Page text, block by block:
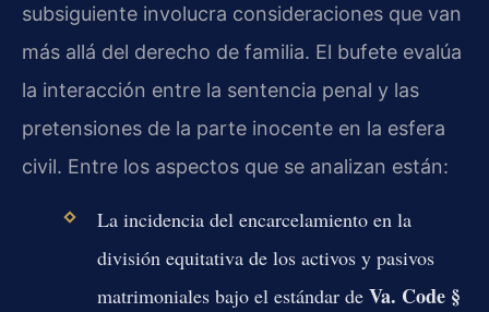
subsiguiente involucra consideraciones que van
más allá del derecho de familia. El bufete evalúa
la interacción entre la sentencia penal y las
pretensiones de la parte inocente en la esfera
civil. Entre los aspectos que se analizan están:
La incidencia del encarcelamiento en la
división equitativa de los activos y pasivos
matrimoniales bajo el estándar de Va. Code §